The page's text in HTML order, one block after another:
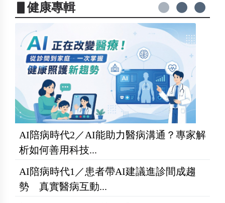
▋健康專輯
AI陪病時代2／AI能助力醫病溝通？專家解
析如何善用科技...
AI陪病時代1／患者帶AI建議進診間成趨
勢 真實醫病互動...